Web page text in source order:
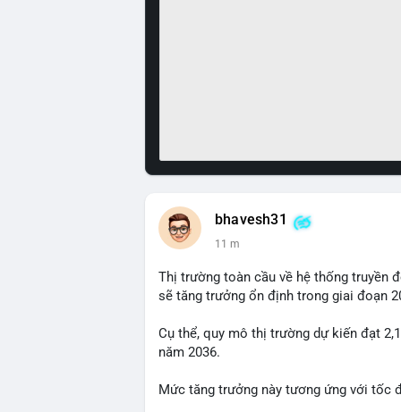
bhavesh31
11 m
Thị trường toàn cầu về hệ thống truyền
sẽ tăng trưởng ổn định trong giai đoạn
Cụ thể, quy mô thị trường dự kiến đạt
năm 2036.
Mức tăng trưởng này tương ứng với tốc